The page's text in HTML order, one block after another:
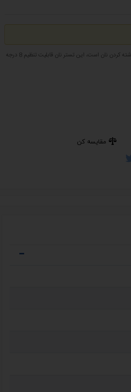
توستر نان فیلیپس مدل HD2582 با توان 760-900 وات، توستر نان با ظرفیت دو خانه، قابلیت های یخ زدایی، گرم کردن مجدد، برشته کردن نان است، این تستر نان قابلیت تنظیم 8 درجه
مقایسه کن